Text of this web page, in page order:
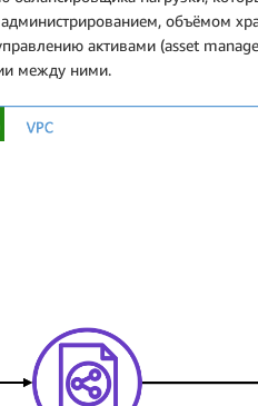
объёмом
активами (asset
между ними.